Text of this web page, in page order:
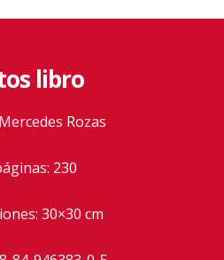
libro
Rozas
230
30×30 cm